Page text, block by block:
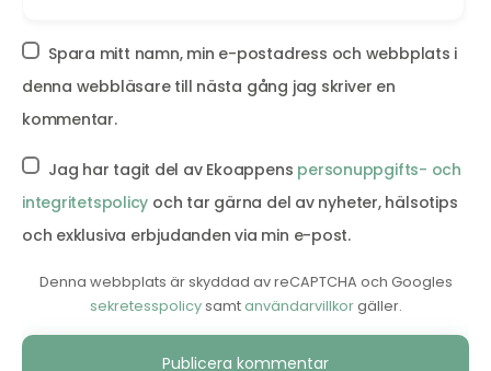
Spara mitt namn, min e-postadress och webbplats i
denna webbläsare till nästa gång jag skriver en
kommentar.
Jag har tagit del av Ekoappens personuppgifts- och
integritetspolicy och tar gärna del av nyheter, hälsotips
och exklusiva erbjudanden via min e-post.
Denna webbplats är skyddad av reCAPTCHA och Googles
sekretesspolicysamtanvändarvillkorgäller.
Alternative: